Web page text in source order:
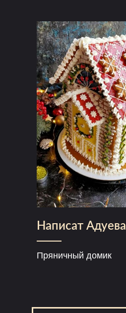
Написат Адуева
Пряничный домик